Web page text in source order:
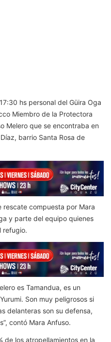
hs personal del Güira Oga
Miembro de la Protectora
Melero que se encontraba en
barrio Santa Rosa de
rescate compuesta por Mara
y parte del equipo quienes
refugio.
es Tamandua, es un
Son muy peligrosos si
delanteras son su defensa,
contó Mara Anfuso.
de los atropellamientos en la